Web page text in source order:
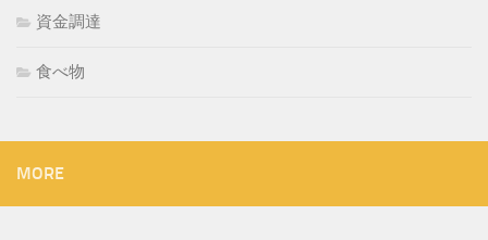
資金調達
食べ物
MORE